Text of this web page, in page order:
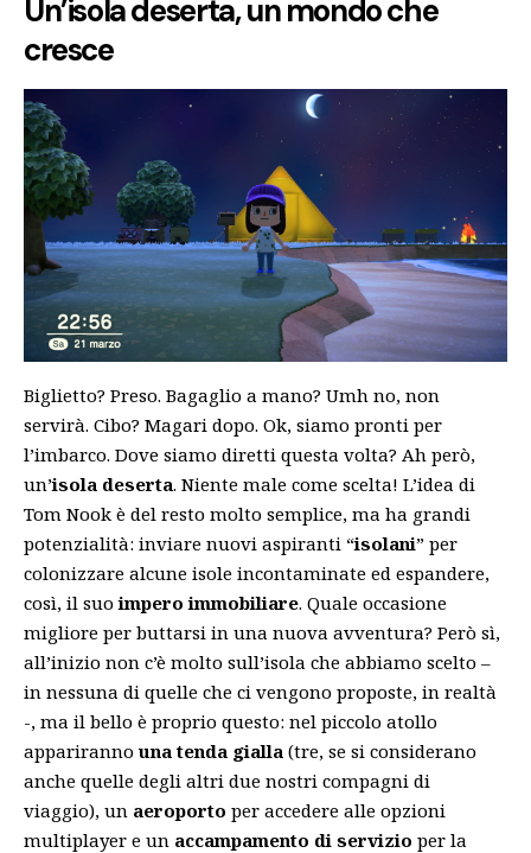
Un’isola deserta, un mondo che
cresce
Biglietto? Preso. Bagaglio a mano? Umh no, non
servirà. Cibo? Magari dopo. Ok, siamo pronti per
l’imbarco. Dove siamo diretti questa volta? Ah però,
un’isola deserta. Niente male come scelta! L’idea di
Tom Nook è del resto molto semplice, ma ha grandi
potenzialità: inviare nuovi aspiranti “isolani” per
colonizzare alcune isole incontaminate ed espandere,
così, il suoimpero immobiliare. Quale occasione
migliore per buttarsi in una nuova avventura? Però sì,
all’inizio non c’è molto sull’isola che abbiamo scelto –
in nessuna di quelle che ci vengono proposte, in realtà
-, ma il bello è proprio questo: nel piccolo atollo
appariranno una tenda gialla (tre, se si considerano
anche quelle degli altri due nostri compagni di
viaggio), un aeroporto per accedere alle opzioni
multiplayer e un accampamento di servizio per la